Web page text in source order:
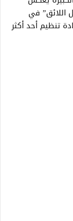
اللائق” في
تنظيم أحد أكثر